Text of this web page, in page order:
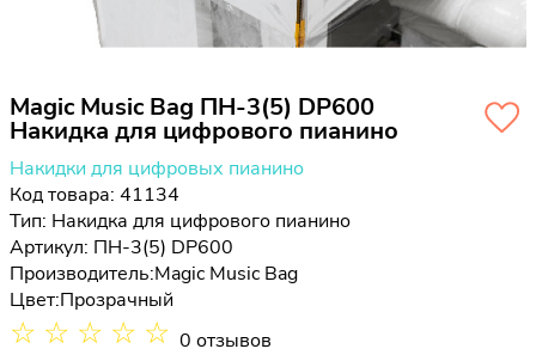
Magic Music Bag ПН-3(5) DP600
Накидка для цифрового пианино
Накидки для цифровых пианино
Код товара: 41134
Тип: Накидка для цифрового пианино
Артикул: ПН-3(5) DP600
Производитель:Magic Music Bag
Цвет:Прозрачный
☆ ☆ ☆ ☆ ☆ 0 отзывов